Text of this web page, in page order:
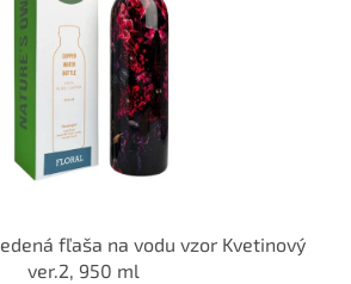
fľaša na vodu vzor Kvetinový
ver.2, 950 ml